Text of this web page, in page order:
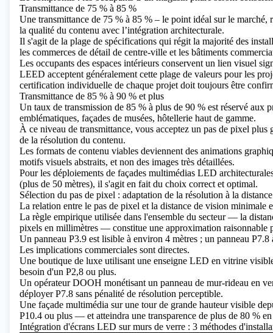
Transmittance de 75 % à 85 %
Une transmittance de 75 % à 85 % – le point idéal sur le
la qualité du contenu avec l’intégration architecturale.
Il s'agit de la plage de spécifications qui régit la majorité des
les commerces de détail de centre-ville et les bâtiments
Les occupants des espaces intérieurs conservent un lien visuel
LEED acceptent généralement cette plage de valeurs pour les
certification individuelle de chaque projet doit toujours être
Transmittance de 85 % à 90 % et plus
Un taux de transmission de 85 % à plus de 90 % est réservé
emblématiques, façades de musées, hôtellerie haut de gamme.
À ce niveau de transmittance, vous acceptez un pas de pixel
de la résolution du contenu.
Les formats de contenu viables deviennent des animations
motifs visuels abstraits, et non des images très détaillées.
Pour les déploiements de façades multimédias LED
(plus de 50 mètres), il s'agit en fait du choix correct et optimal.
Sélection du pas de pixel : adaptation de la résolution à la
La relation entre le pas de pixel et la distance de vision minimale
La règle empirique utilisée dans l'ensemble du secteur — la
pixels en millimètres — constitue une approximation raisonnable
Un panneau P3.9 est lisible à environ 4 mètres ; un panneau P7.8
Les implications commerciales sont directes.
Une boutique de luxe utilisant une enseigne LED en vitrine
besoin d'un P2,8 ou plus.
Un opérateur DOOH monétisant un panneau de mur-rideau en
déployer P7.8 sans pénalité de résolution perceptible.
Une façade multimédia sur une tour de grande hauteur visible
P10.4 ou plus — et atteindra une transparence de plus de 80 %
Intégration d'écrans LED sur murs de verre : 3 méthodes